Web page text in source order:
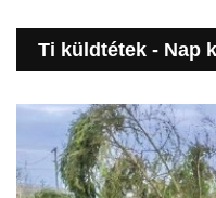
Ti küldtétek - Nap